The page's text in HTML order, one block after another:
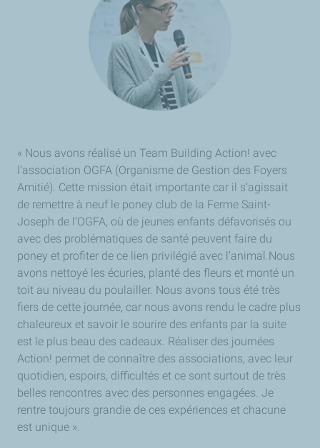
« Nous avons réalisé un Team Building Action! avec
l’association OGFA (Organisme de Gestion des Foyers
Amitié). Cette mission était importante car il s’agissait
de remettre à neuf le poney club de la Ferme Saint-
Joseph de l’OGFA, où de jeunes enfants défavorisés ou
avec des problématiques de santé peuvent faire du
poney et profiter de ce lien privilégié avec l’animal.Nous
avons nettoyé les écuries, planté des fleurs et monté un
toit au niveau du poulailler. Nous avons tous été très
fiers de cette journée, car nous avons rendu le cadre plus
chaleureux et savoir le sourire des enfants par la suite
est le plus beau des cadeaux. Réaliser des journées
Action! permet de connaître des associations, avec leur
quotidien, espoirs, difficultés et ce sont surtout de très
belles rencontres avec des personnes engagées. Je
rentre toujours grandie de ces expériences et chacune
est unique ».